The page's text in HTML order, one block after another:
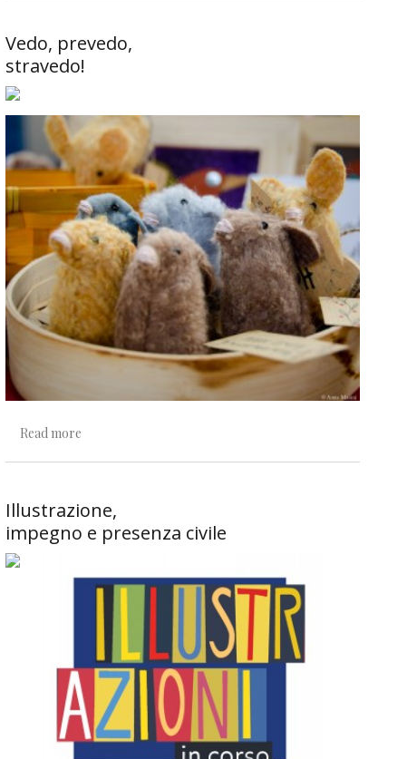
Vedo, prevedo,
stravedo!
Read moreabout Vedo, prevedo, stravedo!
Illustrazione,
impegno e presenza civile